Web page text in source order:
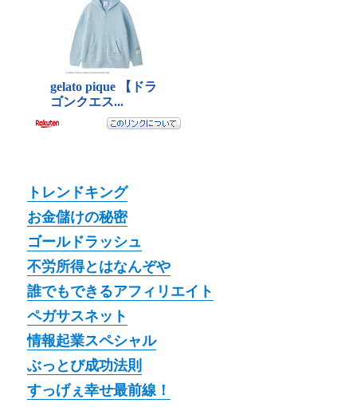
トレンドキング
お金儲けの秘密
ゴールドラッシュ
不労所得とはなんぞや
誰でもできるアフィリエイト
ペガサスネット
情報起業スペシャル
ぶっとび成功法則
すっげぇ幸せ最前線！